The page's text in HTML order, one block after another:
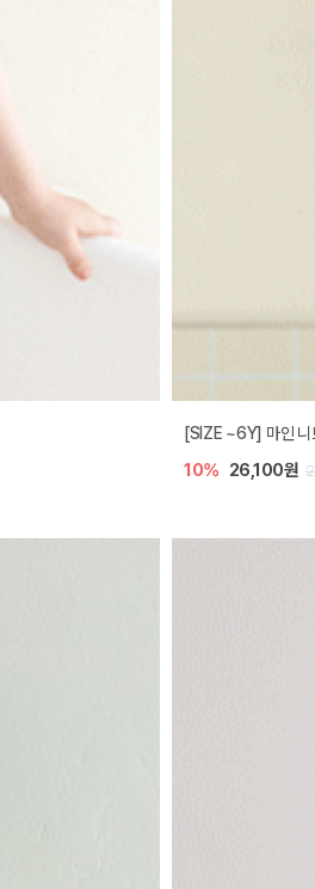
[SIZE ~6Y] 마인 니
10% 26,100원